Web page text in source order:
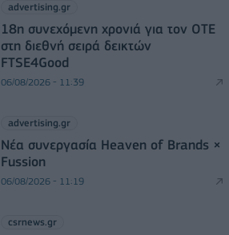
advertising.gr
18η συνεχόμενη χρονιά για τον ΟΤΕ
στη διεθνή σειρά δεικτών
FTSE4Good
06/08/2026 - 11:39
advertising.gr
Νέα συνεργασία Heaven of Brands ×
Fussion
06/08/2026 - 11:19
csrnews.gr